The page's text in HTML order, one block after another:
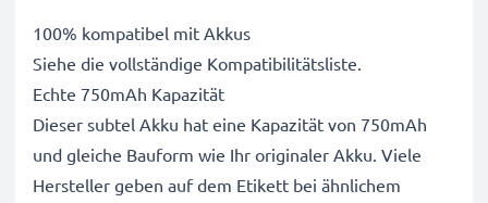
100% kompatibel mit Akkus
Siehe die vollständige Kompatibilitätsliste.
Echte 750mAh Kapazität
Dieser subtel Akku hat eine Kapazität von 750mAh
und gleiche Bauform wie Ihr originaler Akku. Viele
Hersteller geben auf dem Etikett bei ähnlichem